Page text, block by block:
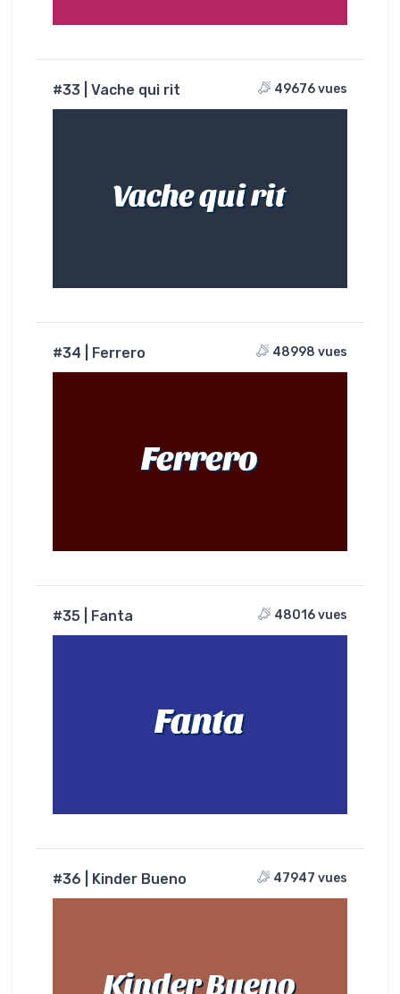
#33 | Vache qui rit 49676 vues
Vache qui rit
#34 | Ferrero 48998 vues
Ferrero
#35 | Fanta 48016 vues
Fanta
#36 | Kinder Bueno 47947 vues
Kinder Bueno